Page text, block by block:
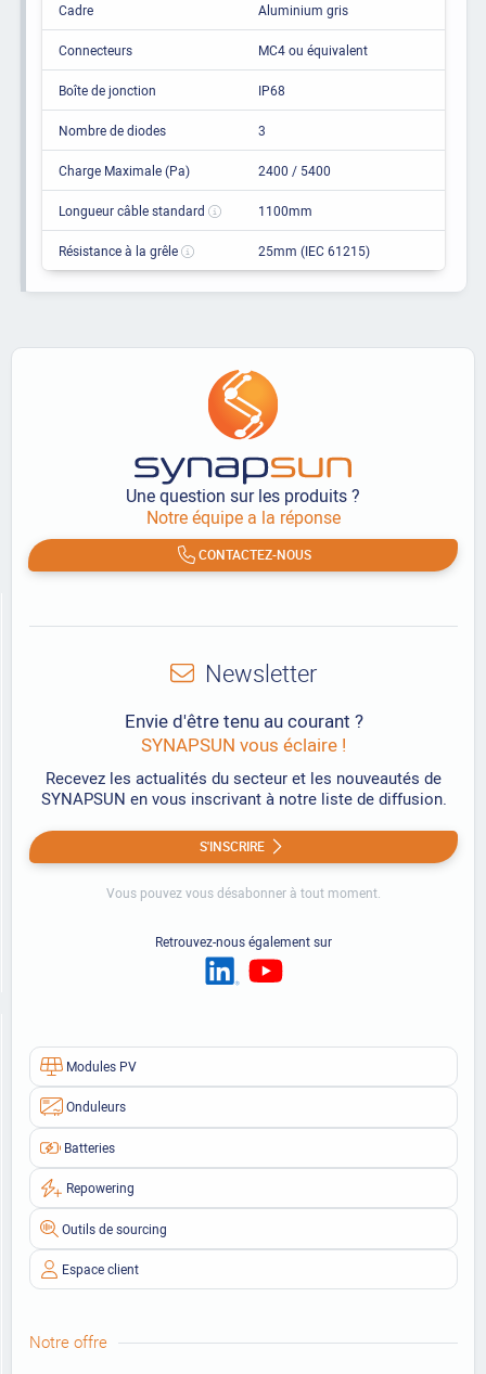
Cadre Aluminium gris
Connecteurs MC4 ou équivalent
Boîte de jonction IP68
Nombre de diodes 3
Charge Maximale (Pa) 2400 / 5400
Longueur câble standard 1100mm
Résistance à la grêle 25mm (IEC 61215)
Une question sur les produits ?
Notre équipe a la réponse
CONTACTEZ-NOUS
Modules PV
Onduleurs
Batteries
Repowering
Outils de sourcing
Espace client
Notre offre
Newsletter
Envie d'être tenu au courant ?
SYNAPSUN vous éclaire !
Recevez les actualités du secteur et les nouveautés de
SYNAPSUN en vous inscrivant à notre liste de diffusion.
S'INSCRIRE
Vous pouvez vous désabonner à tout moment.
Retrouvez-nous également sur